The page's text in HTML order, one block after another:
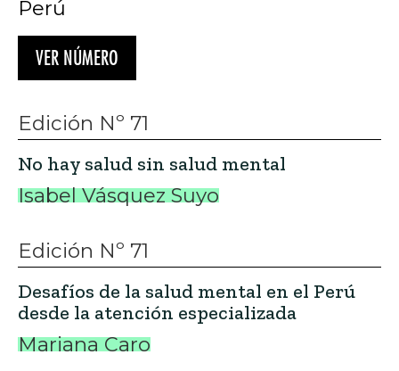
Perú
VER NÚMERO
Edición Nº 71
No hay salud sin salud mental
Isabel Vásquez Suyo
Edición Nº 71
Desafíos de la salud mental en el Perú
desde la atención especializada
Mariana Caro